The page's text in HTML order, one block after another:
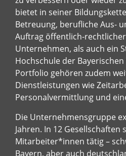
bietet in seiner
Betreuung, berufliche Aus-
Auftrag öffentlich-
Unternehmen, als auch ein
Hochschule der
Portfolio gehören zudem
Dienstleistungen wie
Personalvermittlung und
Die Unternehmensgruppe
Jahren. In 12 Gesellschaften
Mitarbeiter*innen tätig –
Bayern, aber auch